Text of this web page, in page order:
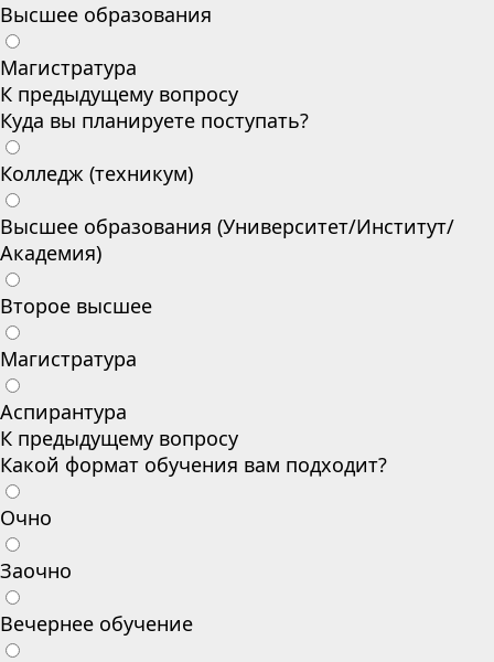
Высшее образования
Магистратура
К предыдущему вопросу
Куда вы планируете поступать?
Колледж (техникум)
Высшее образования (Университет/Институт/
Академия)
Второе высшее
Магистратура
Аспирантура
К предыдущему вопросу
Какой формат обучения вам подходит?
Очно
Заочно
Вечернее обучение